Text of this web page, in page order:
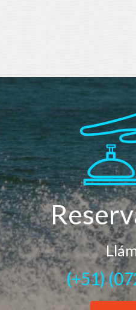
(+51)